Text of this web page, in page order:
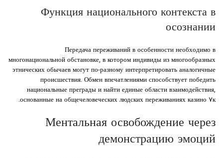
Функция национального контекста в
осознании
Передача переживаний в особенности необходимо в
многонациональной обстановке, в котором индивиды из многообразных
этнических обычаев могут по-разному интерпретировать аналогичные
происшествия. Обмен впечатлениями способствует победить
национальные преграды и найти единые области взаимодействия,
основанные на общечеловеческих людских переживаниях казино ۷к.
Ментальная освобождение через
демонстрацию эмоций